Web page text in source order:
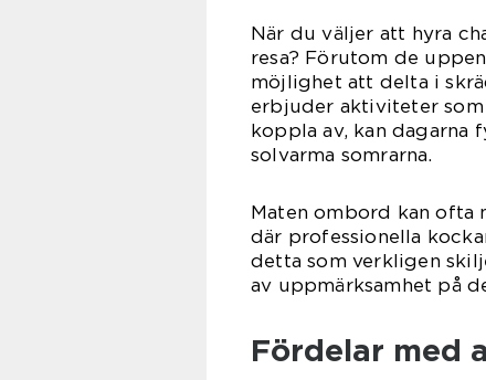
När du väljer att hyra
resa? Förutom de
möjlighet att delta i
erbjuder aktiviteter
koppla av, kan dagarna
solvarma somrarna.
Maten ombord kan ofta
där professionella
detta som verkligen
av uppmärksamhet på
Fördelar med